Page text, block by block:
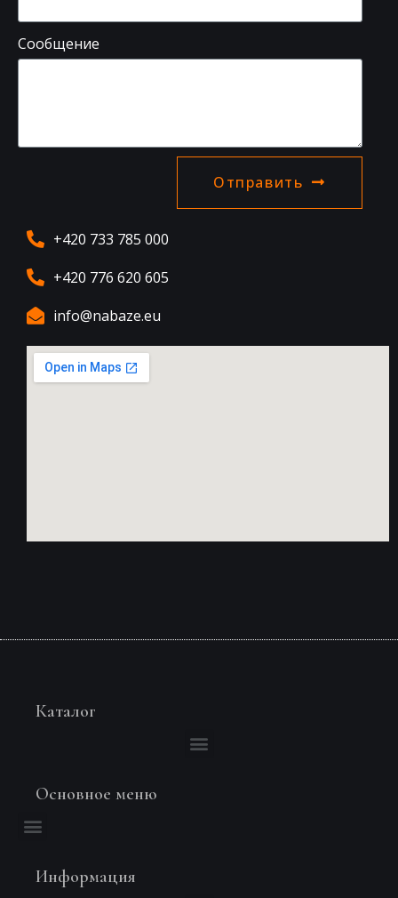
Сообщение
Отправить
+420 733 785 000
+420 776 620 605
info@nabaze.eu
Каталог
Основное меню
Информация